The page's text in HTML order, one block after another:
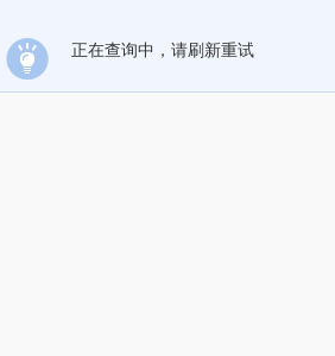
正在查询中，请刷新重试